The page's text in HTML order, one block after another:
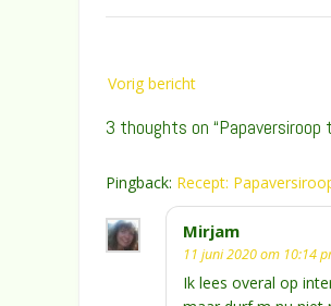
navigatie
Vorig bericht
3 thoughts on “
Pingback: Recept:
Mirjam
11 juni 2020 om 10:14
Ik lees overal op